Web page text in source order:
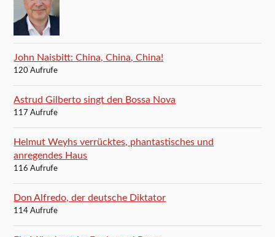
John Naisbitt: China, China, China!
120 Aufrufe
Astrud Gilberto singt den Bossa Nova
117 Aufrufe
Helmut Weyhs verrücktes, phantastisches und
anregendes Haus
116 Aufrufe
Don Alfredo, der deutsche Diktator
114 Aufrufe